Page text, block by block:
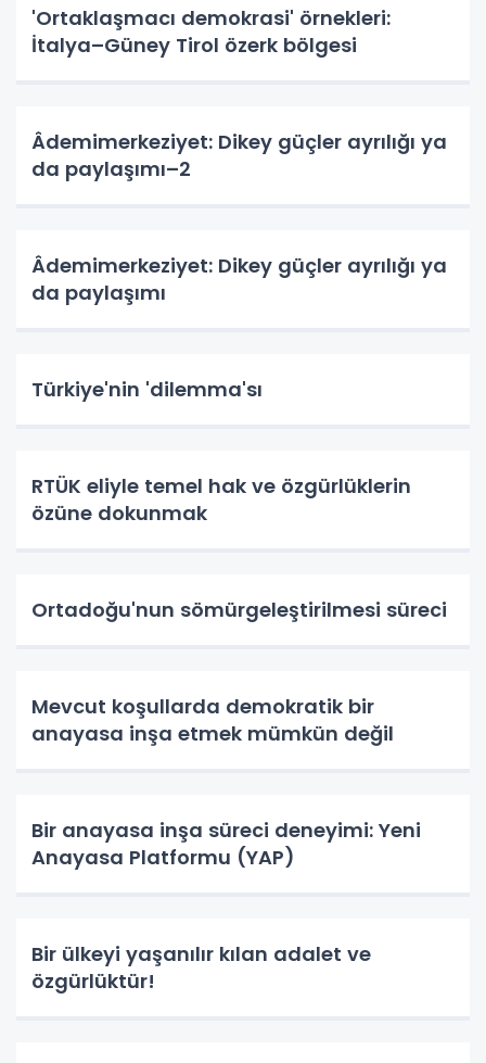
'Ortaklaşmacı demokrasi' örnekleri:
İtalya–Güney Tirol özerk bölgesi
Âdemimerkeziyet: Dikey güçler ayrılığı ya
da paylaşımı–2
Âdemimerkeziyet: Dikey güçler ayrılığı ya
da paylaşımı
Türkiye'nin 'dilemma'sı
RTÜK eliyle temel hak ve özgürlüklerin
özüne dokunmak
Ortadoğu'nun sömürgeleştirilmesi süreci
Mevcut koşullarda demokratik bir
anayasa inşa etmek mümkün değil
Bir anayasa inşa süreci deneyimi: Yeni
Anayasa Platformu (YAP)
Bir ülkeyi yaşanılır kılan adalet ve
özgürlüktür!